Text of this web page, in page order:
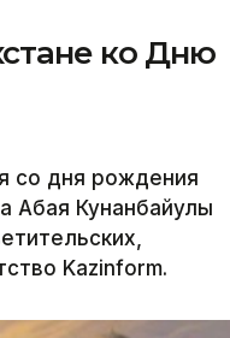
ко Дню
со дня рождения
Абая Кунанбайулы
Kazinform.